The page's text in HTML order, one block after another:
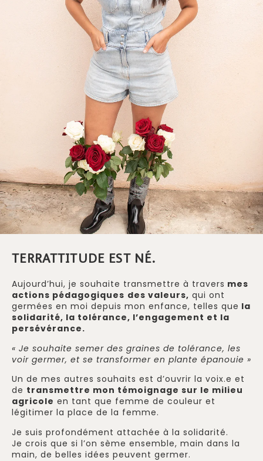
TERRATTITUDE EST NÉ.
Aujourd’hui, je souhaite transmettre à travers mes
actions pédagogiques des valeurs, qui ont
germées en moi depuis mon enfance, telles que la
solidarité, la tolérance, l’engagement et la
persévérance.
« Je souhaite semer des graines de tolérance, les
voir germer, et se transformer en plante épanouie »
Un de mes autres souhaits est d’ouvrir la voix.e et
de transmettre mon témoignage sur le milieu
agricole en tant que femme de couleur et
légitimer la place de la femme.
Je suis profondément attachée à la solidarité.
Je crois que si l’on sème ensemble, main dans la
main, de belles idées peuvent germer.